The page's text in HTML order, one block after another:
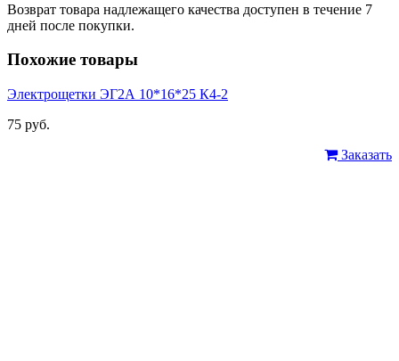
Возврат товара надлежащего качества доступен в течение 7
дней после покупки.
Похожие товары
Электрощетки ЭГ2А 10*16*25 К4-2
75 руб.
Заказать